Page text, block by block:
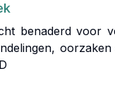
benaderd voor